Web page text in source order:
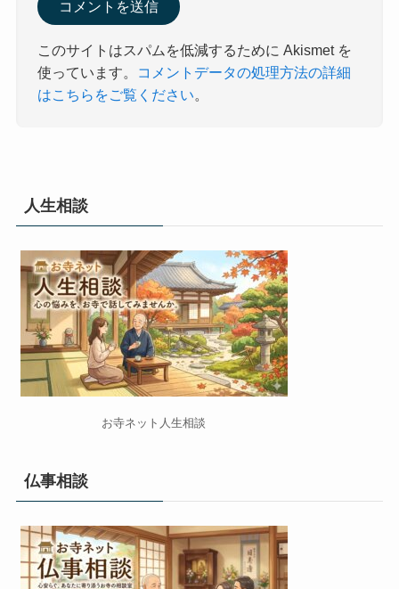
このサイトはスパムを低減するために Akismet を
使っています。
コメントデータの処理方法の詳細
はこちらをご覧ください。
人生相談
お寺ネット人生相談
仏事相談